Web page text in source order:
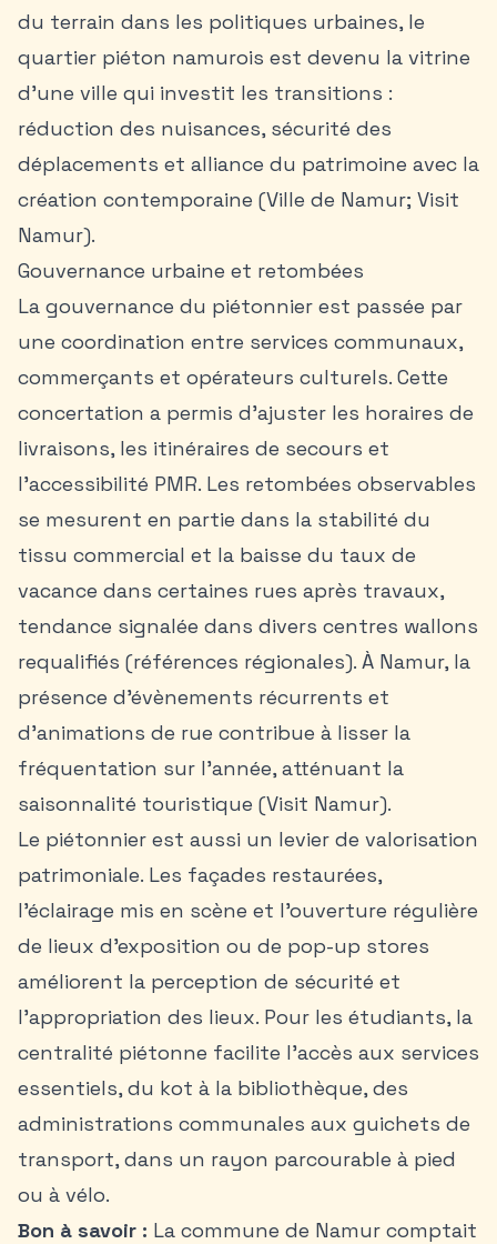
du terrain dans les politiques urbaines, le
quartier piéton namurois est devenu la vitrine
d’une ville qui investit les transitions :
réduction des nuisances, sécurité des
déplacements et alliance du patrimoine avec la
création contemporaine (Ville de Namur; Visit
Namur).
Gouvernance urbaine et retombées
La gouvernance du piétonnier est passée par
une coordination entre services communaux,
commerçants et opérateurs culturels. Cette
concertation a permis d’ajuster les horaires de
livraisons, les itinéraires de secours et
l’accessibilité PMR. Les retombées observables
se mesurent en partie dans la stabilité du
tissu commercial et la baisse du taux de
vacance dans certaines rues après travaux,
tendance signalée dans divers centres wallons
requalifiés (références régionales). À Namur, la
présence d’évènements récurrents et
d’animations de rue contribue à lisser la
fréquentation sur l’année, atténuant la
saisonnalité touristique (Visit Namur).
Le piétonnier est aussi un levier de valorisation
patrimoniale. Les façades restaurées,
l’éclairage mis en scène et l’ouverture régulière
de lieux d’exposition ou de pop-up stores
améliorent la perception de sécurité et
l’appropriation des lieux. Pour les étudiants, la
centralité piétonne facilite l’accès aux services
essentiels, du kot à la bibliothèque, des
administrations communales aux guichets de
transport, dans un rayon parcourable à pied
ou à vélo.
Bon à savoir : La commune de Namur comptait